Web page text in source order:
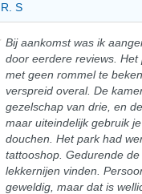
R. S
Bij aankomst was ik
door eerdere reviews. Het
met geen rommel te
verspreid overal. De
gezelschap van drie, en
maar uiteindelijk gebruik
douchen. Het park had
tattooshop. Gedurende
lekkernijen vinden.
geweldig, maar dat is